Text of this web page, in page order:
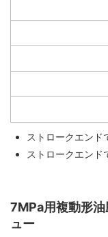
ストロークエンド
ストロークエン
7MPa用複動形
ュー